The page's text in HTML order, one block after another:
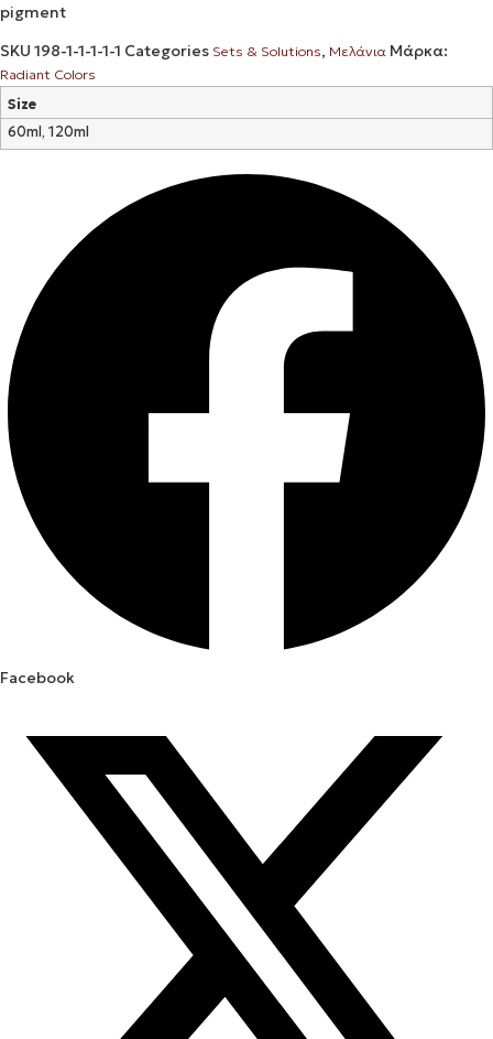
pigment
SKU 198-1-1-1-1-1 Categories Sets & Solutions, Μελάνια Μάρκα:
Radiant Colors
Size
60ml, 120ml
Facebook